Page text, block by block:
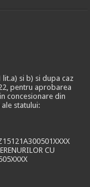
si b) si dupa caz
pentru aprobarea
concesionare din
statului:
CU